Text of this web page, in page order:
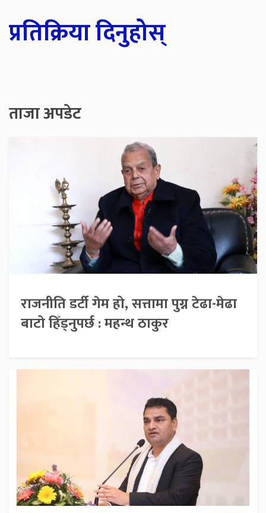
प्रतिक्रिया दिनुहोस्
ताजा अपडेट
राजनीति डर्टी गेम हो, सत्तामा पुग्न टेढा-मेढा
बाटो हिँड्नुपर्छ : महन्थ ठाकुर